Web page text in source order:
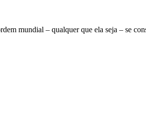
mundial – qualquer que ela seja – se